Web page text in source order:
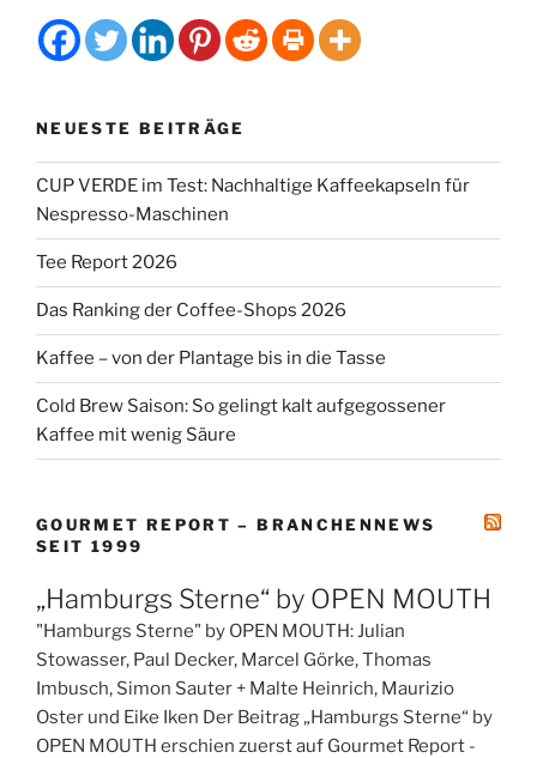
NEUESTE BEITRÄGE
CUP VERDE im Test: Nachhaltige Kaffeekapseln für
Nespresso-Maschinen
Tee Report 2026
Das Ranking der Coffee-Shops 2026
Kaffee – von der Plantage bis in die Tasse
Cold Brew Saison: So gelingt kalt aufgegossener
Kaffee mit wenig Säure
GOURMET REPORT – BRANCHENNEWS
SEIT 1999
„Hamburgs Sterne“ by OPEN MOUTH
"Hamburgs Sterne" by OPEN MOUTH: Julian
Stowasser, Paul Decker, Marcel Görke, Thomas
Imbusch, Simon Sauter + Malte Heinrich, Maurizio
Oster und Eike Iken Der Beitrag „Hamburgs Sterne“ by
OPEN MOUTH erschien zuerst auf Gourmet Report -